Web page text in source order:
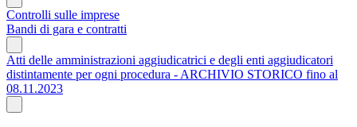
Controlli sulle imprese
Bandi di gara e contratti
Atti delle amministrazioni aggiudicatrici e degli enti aggiudicatori
distintamente per ogni procedura - ARCHIVIO STORICO fino al
08.11.2023